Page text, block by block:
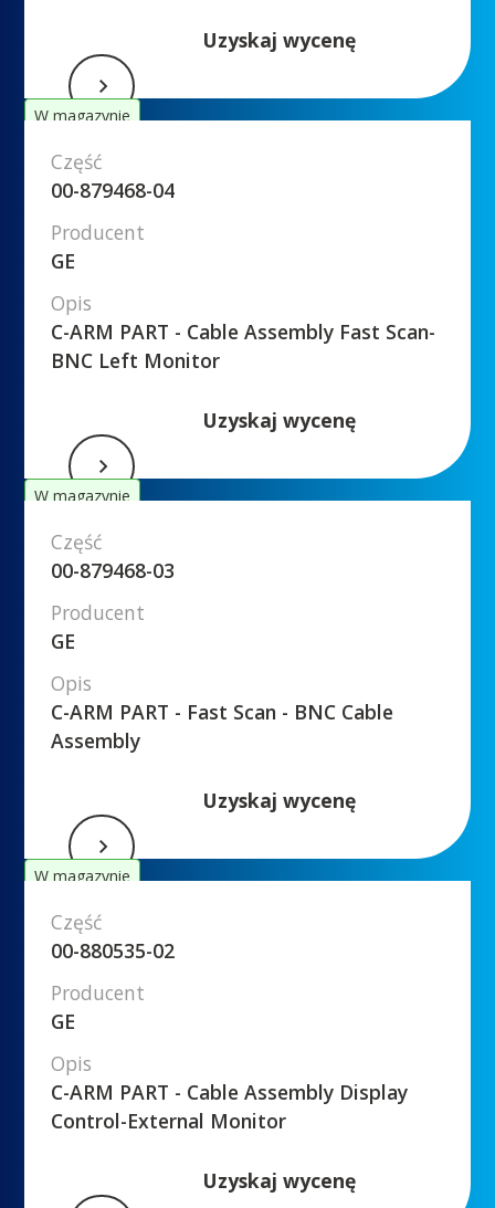
Uzyskaj wycenę
W magazynie
Część
00-879468-04
Producent
GE
Opis
C-ARM PART - Cable Assembly Fast Scan-
BNC Left Monitor
Uzyskaj wycenę
W magazynie
Część
00-879468-03
Producent
GE
Opis
C-ARM PART - Fast Scan - BNC Cable
Assembly
Uzyskaj wycenę
W magazynie
Część
00-880535-02
Producent
GE
Opis
C-ARM PART - Cable Assembly Display
Control-External Monitor
Uzyskaj wycenę